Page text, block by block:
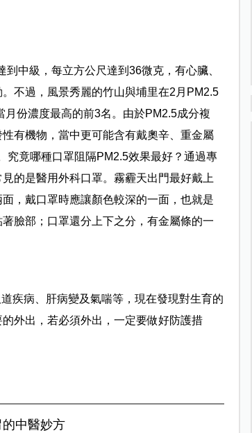
中級，每立方公尺達到36微克，有心臟、
不過，風景秀麗的竹山與埔里在2月PM2.5
份濃度最高的前3名。由於PM2.5成分複
有機物，當中更可能含有戴奧辛、重金屬
究竟哪種口罩阻隔PM2.5效果最好？通過專
的是醫用外科口罩。霧霾天出門最好戴上
，戴口罩時應讓顏色較深的一面，也就是
臉部；口罩還分上下之分，有金屬條的一
疾病、肝病變及氣喘等，現在發現對生育的
外出，若必須外出，一定要做好防護措
中醫妙方